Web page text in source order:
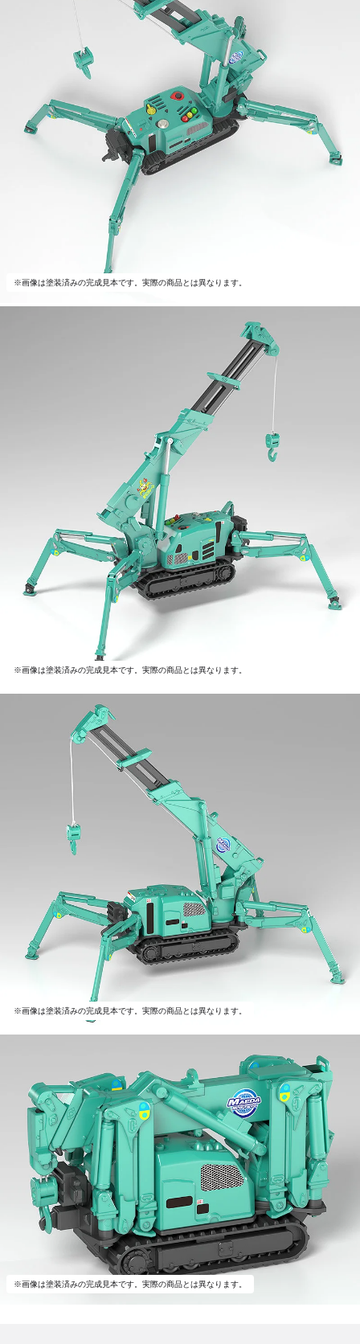
※画像は塗装済みの完成見本です。実際の商品とは異なります。
※画像は塗装済みの完成見本です。実際の商品とは異なります。
※画像は塗装済みの完成見本です。実際の商品とは異なります。
※画像は塗装済みの完成見本です。実際の商品とは異なります。